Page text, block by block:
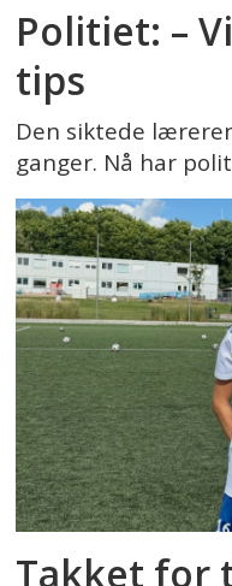
Politiet: –
tips
Den siktede
ganger. Nå har
Takket for